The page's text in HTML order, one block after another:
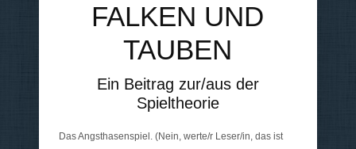
FALKEN UND
TAUBEN
Ein Beitrag zur/aus der
Spieltheorie
Das Angsthasenspiel. (Nein, werte/r Leser/in, das ist